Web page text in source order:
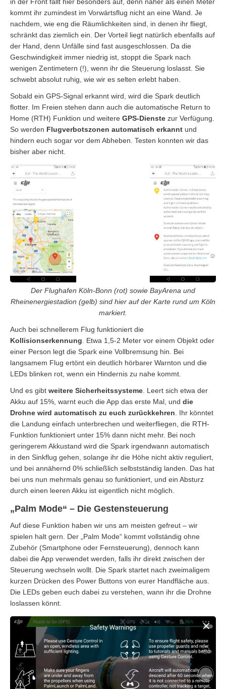
kommt ihr zumindest im Vorwärtsflug nicht an eine Wand. Je
nachdem, wie eng die Räumlichkeiten sind, in denen ihr fliegt,
schränkt das ziemlich ein. Der Vorteil liegt natürlich ebenfalls auf
der Hand, denn Unfälle sind fast ausgeschlossen. Da die
Geschwindigkeit immer niedrig ist, stoppt die Spark nach
wenigen Zentimetern (!), wenn ihr die Steuerung loslasst. Sie
schwebt absolut ruhig, wie wir es selten erlebt haben.
Sobald ein GPS-Signal erkannt wird, wird die Spark deutlich
flotter. Im Freien stehen dann auch die automatische Return to
Home (RTH) Funktion und weitere GPS-Dienste zur Verfügung.
So werden Flugverbotszonen automatisch erkannt und
hindern euch sogar vor dem Abheben. Testen konnten wir das
bisher aber nicht.
Der Flughafen Köln-Bonn (rot) sowie BayArena und
Rheinenergiestadion (gelb) sind hier auf der Karte rund um Köln
markiert.
Auch bei schnellerem Flug funktioniert die
Kollisionserkennung . Etwa 1,5-2 Meter vor einem Objekt oder
einer Person legt die Spark eine Vollbremsung hin. Bei
langsamem Flug ertönt ein deutlich hörbarer Warnton und die
LEDs blinken rot, wenn ein Hindernis zu nahe kommt.
Und es gibt weitere Sicherheitssysteme . Leert sich etwa der
Akku auf 15%, warnt euch die App das erste Mal, und die
Drohne wird automatisch zu euch zurückkehren . Ihr könntet
die Landung einfach unterbrechen und weiterfliegen, die RTH-
Funktion funktioniert unter 15% dann nicht mehr. Bei noch
geringerem Akkustand wird die Spark irgendwann automatisch
in den Sinkflug gehen, solange ihr die Höhe nicht aktiv reguliert,
und bei annähernd 0% schließlich selbstständig landen. Das hat
bei uns nun mehrmals genau so funktioniert, und ein Absturz
durch einen leeren Akku ist eigentlich nicht möglich.
„Palm Mode“ – Die Gestensteuerung
Auf diese Funktion haben wir uns am meisten gefreut – wir
spielen halt gern. Der „Palm Mode“ kommt vollständig ohne
Zubehör (Smartphone oder Fernsteuerung), dennoch kann
dabei die App verwendet werden, falls ihr direkt zwischen der
Steuerung wechseln wollt. Die Spark startet nach zweimaligem
kurzen Drücken des Power Buttons von eurer Handfläche aus.
Die LEDs geben euch dabei zu verstehen, wann ihr die Drohne
loslassen könnt.